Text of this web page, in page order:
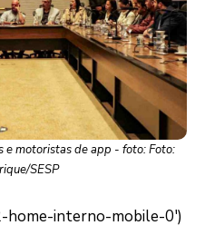
e motoristas de app - foto: Foto:
SESP